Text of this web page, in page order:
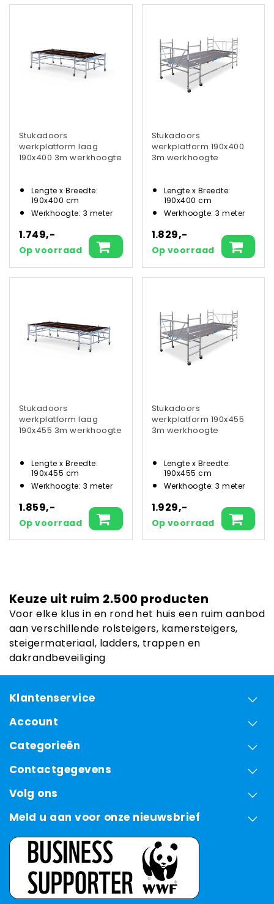
Stukadoors
werkplatform laag
190x400 3m werkhoogte
Lengte x Breedte:
190x400 cm
Werkhoogte: 3 meter
1.749,-
Op voorraad
Stukadoors
werkplatform 190x400
3m werkhoogte
Lengte x Breedte:
190x400 cm
Werkhoogte: 3 meter
1.829,-
Op voorraad
Stukadoors
werkplatform laag
190x455 3m werkhoogte
Lengte x Breedte:
190x455 cm
Werkhoogte: 3 meter
1.859,-
Op voorraad
Stukadoors
werkplatform 190x455
3m werkhoogte
Lengte x Breedte:
190x455 cm
Werkhoogte: 3 meter
1.929,-
Op voorraad
Keuze uit ruim 2.500 producten
Voor elke klus in en rond het huis een ruim aanbod
aan verschillende rolsteigers, kamersteigers,
steigermateriaal, ladders, trappen en
dakrandbeveiliging
Klantenservice
Account
Categorieën
Contactgegevens
Volg ons
Meld u aan voor onze nieuwsbrief